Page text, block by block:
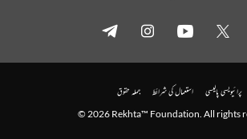
پرائیویسی پالیسی استعمال کی شرائط جملہ حقوق
© 2026 Rekhta™ Foundation. All rights